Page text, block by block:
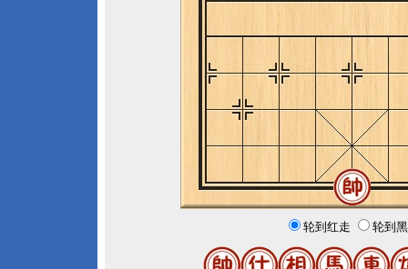
轮到红走 轮到